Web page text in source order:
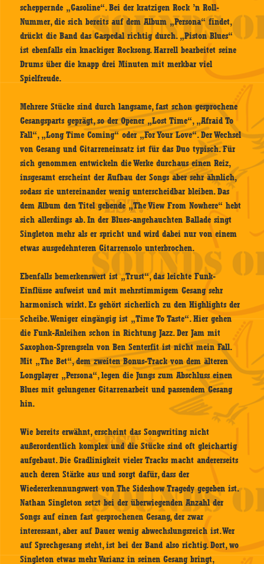
scheppernde „Gasoline“. Bei der kratzigen Rock ’n Roll-
Nummer, die sich bereits auf dem Album „Persona“ findet,
drückt die Band das Gaspedal richtig durch. „Piston Blues“
ist ebenfalls ein knackiger Rocksong. Harrell bearbeitet seine
Drums über die knapp drei Minuten mit merkbar viel
Spielfreude.
Mehrere Stücke sind durch langsame, fast schon gesprochene
Gesangsparts geprägt, so der Opener „Lost Time“, „Afraid To
Fall“, „Long Time Coming“ oder „For Your Love“. Der Wechsel
von Gesang und Gitarreneinsatz ist für das Duo typisch. Für
sich genommen entwickeln die Werke durchaus einen Reiz,
insgesamt erscheint der Aufbau der Songs aber sehr ähnlich,
sodass sie untereinander wenig unterscheidbar bleiben. Das
dem Album den Titel gebende „The View From Nowhere“ hebt
sich allerdings ab. In der Blues-angehauchten Ballade singt
Singleton mehr als er spricht und wird dabei nur von einem
etwas ausgedehnteren Gitarrensolo unterbrochen.
Ebenfalls bemerkenswert ist „Trust“, das leichte Funk-
Einflüsse aufweist und mit mehrstimmigem Gesang sehr
harmonisch wirkt. Es gehört sicherlich zu den Highlights der
Scheibe. Weniger eingängig ist „Time To Taste“. Hier gehen
die Funk-Anleihen schon in Richtung Jazz. Der Jam mit
Saxophon-Sprengseln von Ben Senterfit ist nicht mein Fall.
Mit „The Bet“, dem zweiten Bonus-Track von dem älteren
Longplayer „Persona“, legen die Jungs zum Abschluss einen
Blues mit gelungener Gitarrenarbeit und passendem Gesang
hin.
Wie bereits erwähnt, erscheint das Songwriting nicht
außerordentlich komplex und die Stücke sind oft gleichartig
aufgebaut. Die Gradlinigkeit vieler Tracks macht andererseits
auch deren Stärke aus und sorgt dafür, dass der
Wiedererkennungswert von The Sideshow Tragedy gegeben ist.
Nathan Singleton setzt bei der überwiegenden Anzahl der
Songs auf einen fast gesprochenen Gesang, der zwar
interessant, aber auf Dauer wenig abwechslungsreich ist. Wer
auf Sprechgesang steht, ist bei der Band also richtig. Dort, wo
Singleton etwas mehr Varianz in seinen Gesang bringt,